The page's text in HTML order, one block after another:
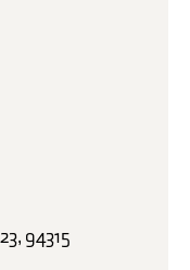
94315